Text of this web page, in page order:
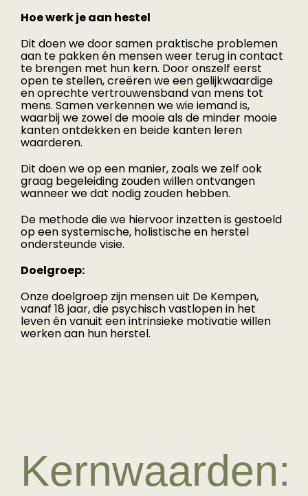
Hoe werk je aan hestel
Dit doen we door samen praktische problemen
aan te pakken én mensen weer terug in contact
te brengen met hun kern. Door onszelf eerst
open te stellen, creëren we een gelijkwaardige
en oprechte vertrouwensband van mens tot
mens. Samen verkennen we wie iemand is,
waarbij we zowel de mooie als de minder mooie
kanten ontdekken en beide kanten leren
waarderen.
Dit doen we op een manier, zoals we zelf ook
graag begeleiding zouden willen ontvangen
wanneer we dat nodig zouden hebben.
De methode die we hiervoor inzetten is gestoeld
op een systemische, holistische en herstel
ondersteunde visie.
Doelgroep:
Onze doelgroep zijn mensen uit De Kempen,
vanaf 18 jaar, die psychisch vastlopen in het
leven én vanuit een intrinsieke motivatie willen
werken aan hun herstel.
Kernwaarden: